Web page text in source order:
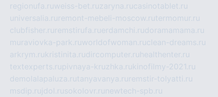
regionufa.ruweiss-bet.ruzaryna.rucasinotablet.ru
universalia.ru remont-mebeli-moscow.rutermomur.ru
clubfisher.ru remstirufa.ruerdamchi.rudoramamama.ru
muraviovka-park.ruworldofwoman.ruclean-dreams.ru
arkrym.rukristinita.rudircomputer.ru healthenter.ru
textexperts.rupivnaya-kruzhka.rukinofilmy-2021.ru
demolalapaluza.rutanyavanya.ru remstir-tolyatti.ru
msdip.ru jdol.rusokolovr.ru newtech-spb.ru